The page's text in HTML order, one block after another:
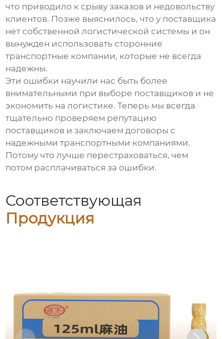
что приводило к срыву заказов и недовольству
клиентов. Позже выяснилось, что у поставщика
нет собственной логистической системы и он
вынужден использовать сторонние
транспортные компании, которые не всегда
надежны.
Эти ошибки научили нас быть более
внимательными при выборе поставщиков и не
экономить на логистике. Теперь мы всегда
тщательно проверяем репутацию
поставщиков и заключаем договоры с
надежными транспортными компаниями.
Потому что лучше перестраховаться, чем
потом расплачиваться за ошибки.
Соответствующая
Продукция